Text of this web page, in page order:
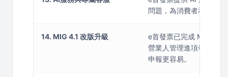
問題，為消費者和賣家
14. MIG 4.1 改版升級
e首發票已完成 MIG 4.1
營業人管理進項發票與
申報更容易。